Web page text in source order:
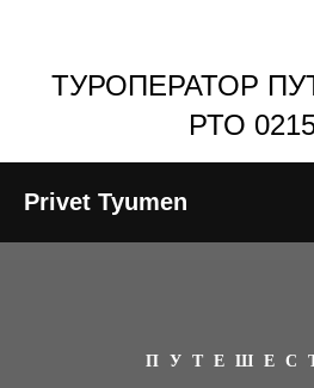
ТУРОПЕРАТОР
РТО
Privet Tyumen
П У Т Е Ш Е С